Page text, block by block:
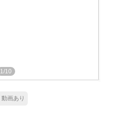
1/10
動画あり